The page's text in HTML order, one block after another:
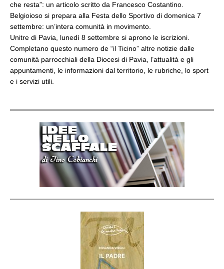
che resta”: un articolo scritto da Francesco Costantino.
Belgioioso si prepara alla Festa dello Sportivo di domenica 7
settembre: un’intera comunità in movimento.
Unitre di Pavia, lunedì 8 settembre si aprono le iscrizioni.
Completano questo numero de “il Ticino” altre notizie dalle
comunità parrocchiali della Diocesi di Pavia, l’attualità e gli
appuntamenti, le informazioni dal territorio, le rubriche, lo sport
e i servizi utili.